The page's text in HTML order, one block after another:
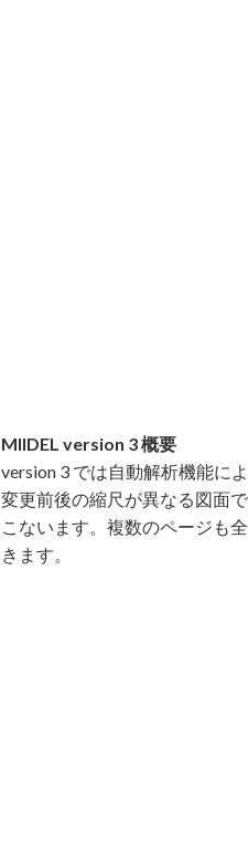
MIIDEL version 3 概要
version 3 では⾃動解析機能に
変更前後の縮尺が異なる図⾯
こないます。複数のページも
きます。